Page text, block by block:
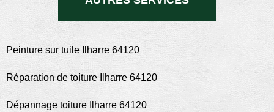
Peinture sur tuile Ilharre 64120
Réparation de toiture Ilharre 64120
Dépannage toiture Ilharre 64120